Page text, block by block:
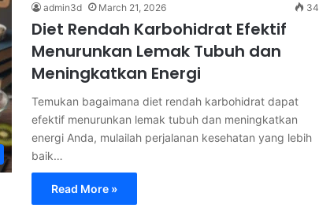
admin3d March 21, 2026 34
Diet Rendah Karbohidrat Efektif
Menurunkan Lemak Tubuh dan
Meningkatkan Energi
Temukan bagaimana diet rendah karbohidrat dapat
efektif menurunkan lemak tubuh dan meningkatkan
energi Anda, mulailah perjalanan kesehatan yang lebih
baik…
Read More »